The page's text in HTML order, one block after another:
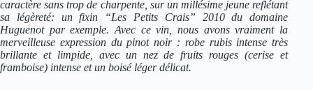
caractère sans trop de charpente, sur un millésime jeune reflétant
sa légèreté: un fixin “Les Petits Crais” 2010 du domaine
Huguenot par exemple. Avec ce vin, nous avons vraiment la
merveilleuse expression du pinot noir : robe rubis intense très
brillante et limpide, avec un nez de fruits rouges (cerise et
framboise) intense et un boisé léger délicat.